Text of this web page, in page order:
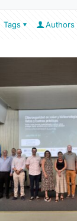
Tags Authors